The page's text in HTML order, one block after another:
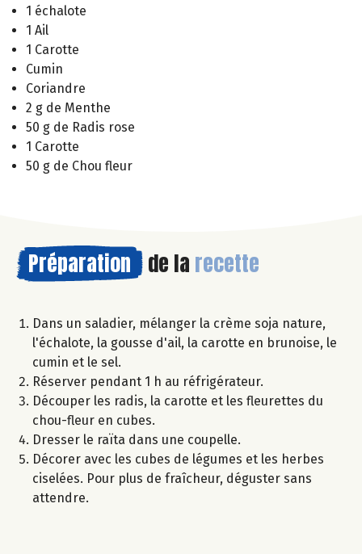
1 échalote
1 Ail
1 Carotte
Cumin
Coriandre
2 g de Menthe
50 g de Radis rose
1 Carotte
50 g de Chou fleur
Préparation de la recette
Dans un saladier, mélanger la crème soja nature,
l'échalote, la gousse d'ail, la carotte en brunoise, le
cumin et le sel.
Réserver pendant 1 h au réfrigérateur.
Découper les radis, la carotte et les fleurettes du
chou-fleur en cubes.
Dresser le raïta dans une coupelle.
Décorer avec les cubes de légumes et les herbes
ciselées. Pour plus de fraîcheur, déguster sans
attendre.